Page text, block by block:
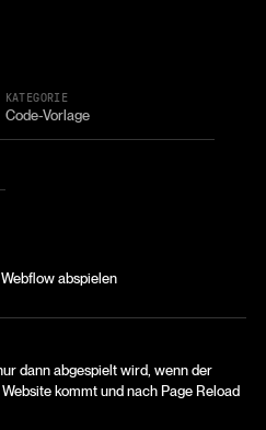
KATEGORIE
Code-Vorlage
dann abgespielt wird, wenn der
kommt und nach Page Reload